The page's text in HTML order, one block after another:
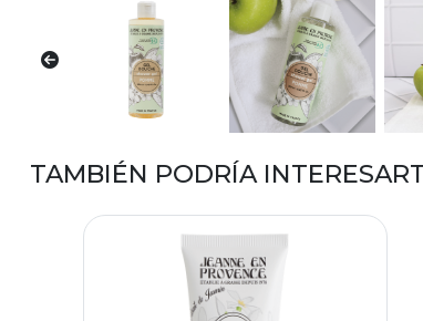
TAMBIÉN PODRÍA